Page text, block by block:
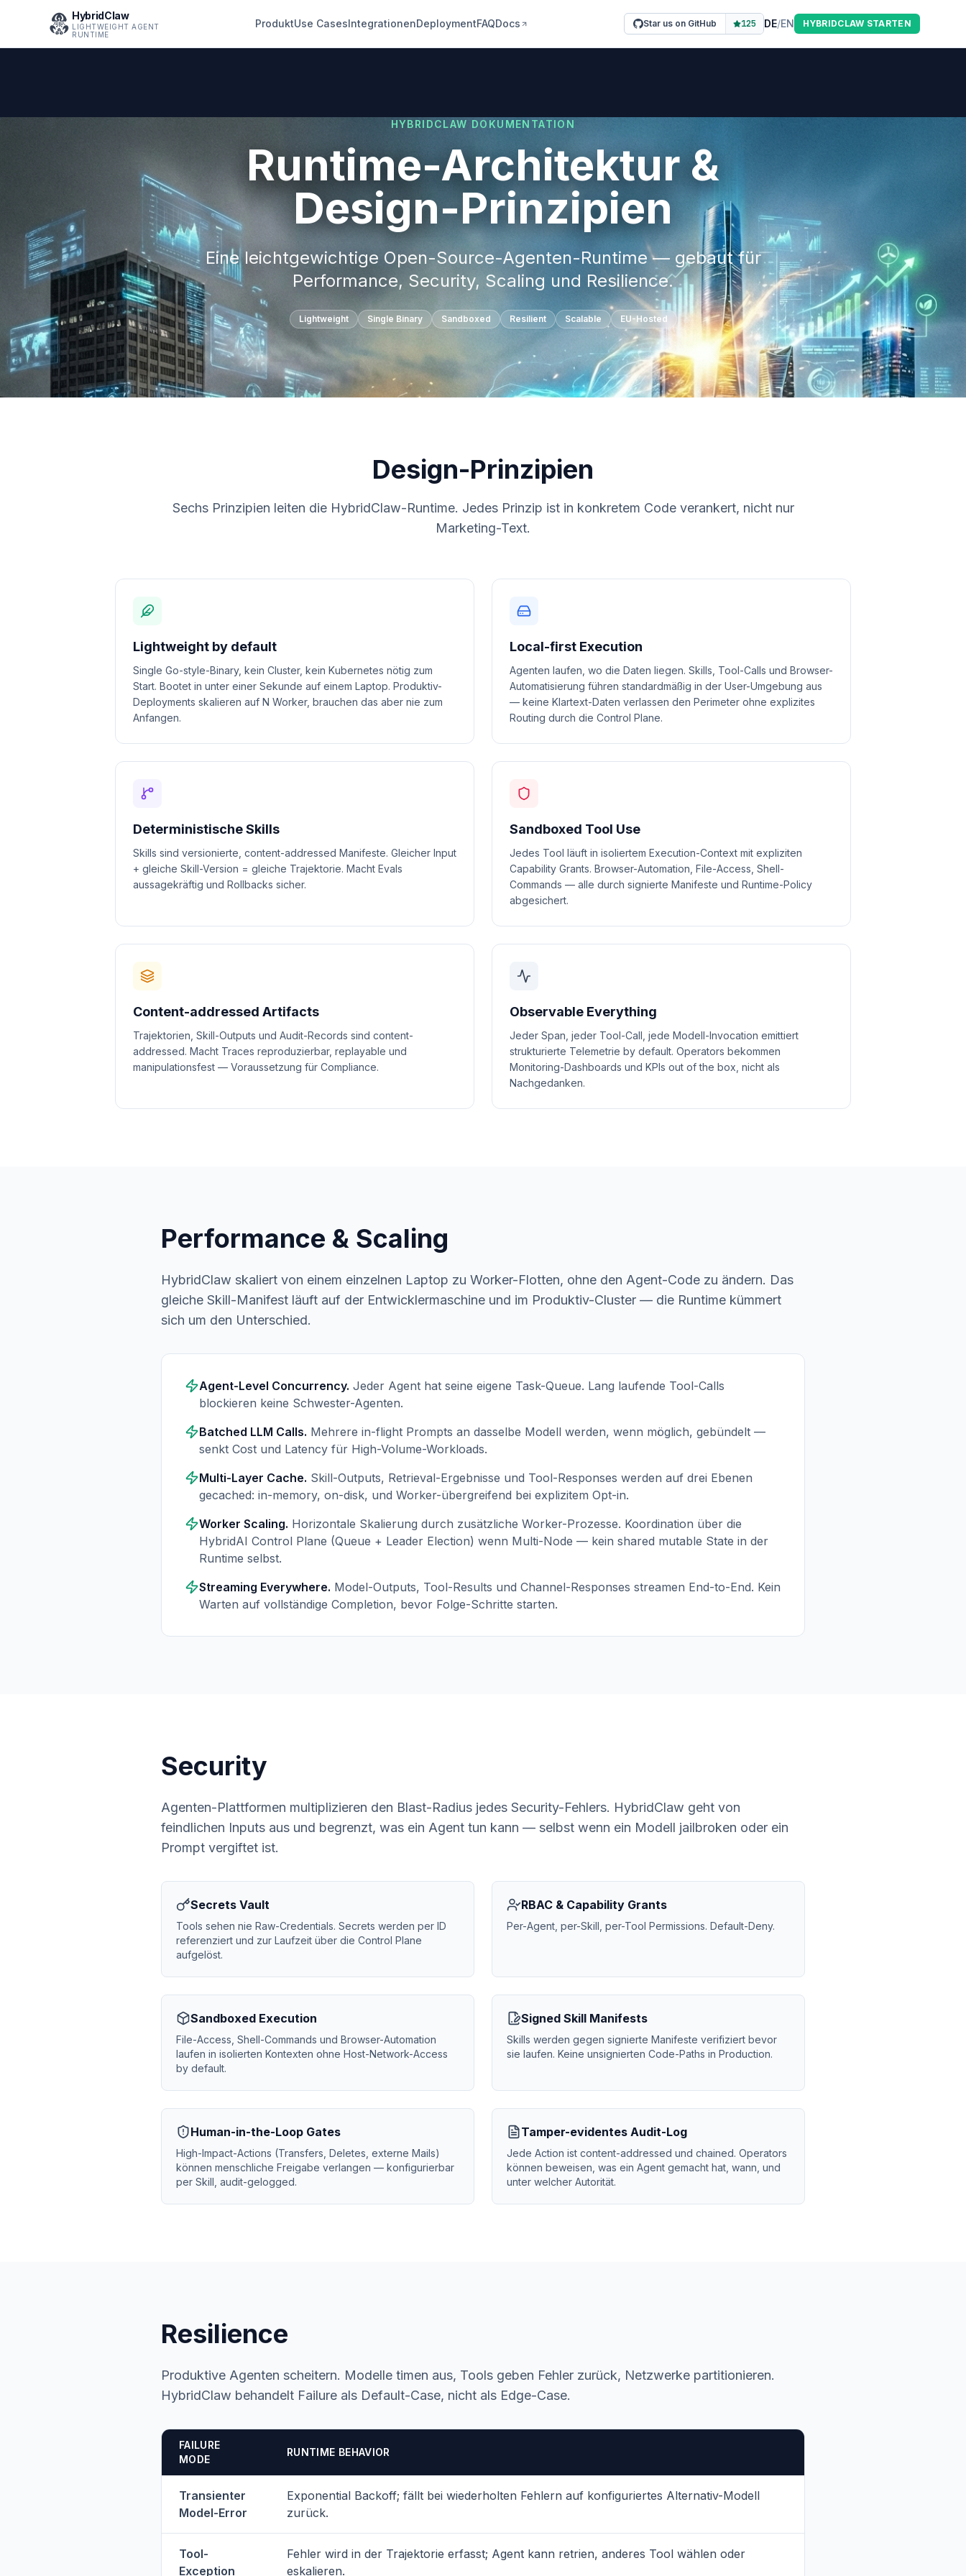
HybridClaw
LIGHTWEIGHT AGENT
RUNTIME
ProduktUse CasesIntegrationenDeploymentFAQDocs Star us on GitHub 125 DE/EN HYBRIDCLAW STARTEN
HYBRIDCLAW DOKUMENTATION
Runtime-Architektur &
Design-Prinzipien
Eine leichtgewichtige Open-Source-Agenten-Runtime — gebaut für
Performance, Security, Scaling und Resilience.
Lightweight Single Binary Sandboxed Resilient Scalable EU-Hosted
Design-Prinzipien
Sechs Prinzipien leiten die HybridClaw-Runtime. Jedes Prinzip ist in konkretem Code verankert, nicht nur
Marketing-Text.
Lightweight by default
Single Go-style-Binary, kein Cluster, kein Kubernetes nötig zum
Start. Bootet in unter einer Sekunde auf einem Laptop. Produktiv-
Deployments skalieren auf N Worker, brauchen das aber nie zum
Anfangen.
Local-first Execution
Agenten laufen, wo die Daten liegen. Skills, Tool-Calls und Browser-
Automatisierung führen standardmäßig in der User-Umgebung aus
— keine Klartext-Daten verlassen den Perimeter ohne explizites
Routing durch die Control Plane.
Deterministische Skills
Skills sind versionierte, content-addressed Manifeste. Gleicher Input
+ gleiche Skill-Version = gleiche Trajektorie. Macht Evals
aussagekräftig und Rollbacks sicher.
Sandboxed Tool Use
Jedes Tool läuft in isoliertem Execution-Context mit expliziten
Capability Grants. Browser-Automation, File-Access, Shell-
Commands — alle durch signierte Manifeste und Runtime-Policy
abgesichert.
Content-addressed Artifacts
Trajektorien, Skill-Outputs und Audit-Records sind content-
addressed. Macht Traces reproduzierbar, replayable und
manipulationsfest — Voraussetzung für Compliance.
Observable Everything
Jeder Span, jeder Tool-Call, jede Modell-Invocation emittiert
strukturierte Telemetrie by default. Operators bekommen
Monitoring-Dashboards und KPIs out of the box, nicht als
Nachgedanken.
Performance & Scaling
HybridClaw skaliert von einem einzelnen Laptop zu Worker-Flotten, ohne den Agent-Code zu ändern. Das
gleiche Skill-Manifest läuft auf der Entwicklermaschine und im Produktiv-Cluster — die Runtime kümmert
sich um den Unterschied.
Agent-Level Concurrency. Jeder Agent hat seine eigene Task-Queue. Lang laufende Tool-Calls
blockieren keine Schwester-Agenten.
Batched LLM Calls. Mehrere in-flight Prompts an dasselbe Modell werden, wenn möglich, gebündelt —
senkt Cost und Latency für High-Volume-Workloads.
Multi-Layer Cache. Skill-Outputs, Retrieval-Ergebnisse und Tool-Responses werden auf drei Ebenen
gecached: in-memory, on-disk, und Worker-übergreifend bei explizitem Opt-in.
Worker Scaling. Horizontale Skalierung durch zusätzliche Worker-Prozesse. Koordination über die
HybridAI Control Plane (Queue + Leader Election) wenn Multi-Node — kein shared mutable State in der
Runtime selbst.
Streaming Everywhere. Model-Outputs, Tool-Results und Channel-Responses streamen End-to-End. Kein
Warten auf vollständige Completion, bevor Folge-Schritte starten.
Security
Agenten-Plattformen multiplizieren den Blast-Radius jedes Security-Fehlers. HybridClaw geht von
feindlichen Inputs aus und begrenzt, was ein Agent tun kann — selbst wenn ein Modell jailbroken oder ein
Prompt vergiftet ist.
Secrets Vault
Tools sehen nie Raw-Credentials. Secrets werden per ID
referenziert und zur Laufzeit über die Control Plane
aufgelöst.
RBAC & Capability Grants
Per-Agent, per-Skill, per-Tool Permissions. Default-Deny.
Sandboxed Execution
File-Access, Shell-Commands und Browser-Automation
laufen in isolierten Kontexten ohne Host-Network-Access
by default.
Signed Skill Manifests
Skills werden gegen signierte Manifeste verifiziert bevor
sie laufen. Keine unsignierten Code-Paths in Production.
Human-in-the-Loop Gates
High-Impact-Actions (Transfers, Deletes, externe Mails)
können menschliche Freigabe verlangen — konfigurierbar
per Skill, audit-gelogged.
Tamper-evidentes Audit-Log
Jede Action ist content-addressed und chained. Operators
können beweisen, was ein Agent gemacht hat, wann, und
unter welcher Autorität.
Resilience
Produktive Agenten scheitern. Modelle timen aus, Tools geben Fehler zurück, Netzwerke partitionieren.
HybridClaw behandelt Failure als Default-Case, nicht als Edge-Case.
FAILURE
MODE
RUNTIME BEHAVIOR
Transienter
Model-Error
Exponential Backoff; fällt bei wiederholten Fehlern auf konfiguriertes Alternativ-Modell
zurück.
Tool-
Exception
Fehler wird in der Trajektorie erfasst; Agent kann retrien, anderes Tool wählen oder
eskalieren.